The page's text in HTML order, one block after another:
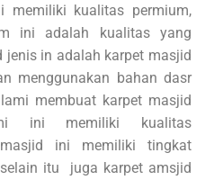
memiliki kualitas permium,
ini adalah kualitas yang
jenis in adalah karpet masjid
menggunakan bahan dasr
membuat karpet masjid
ini memiliki kualitas
ini memiliki tingkat
itu juga karpet amsjid